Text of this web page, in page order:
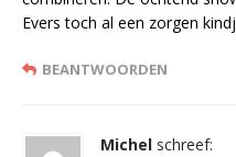
Evers toch al een zorgen
BEANTWOORDEN
Michel schreef: